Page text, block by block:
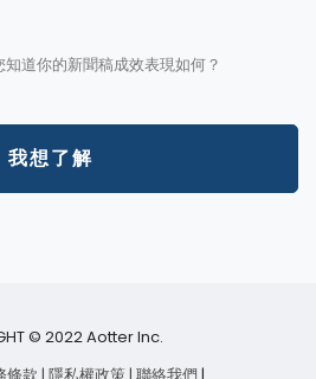
道你的新聞稿成效表現如何？
我想了解
© 2022 Aotter Inc.